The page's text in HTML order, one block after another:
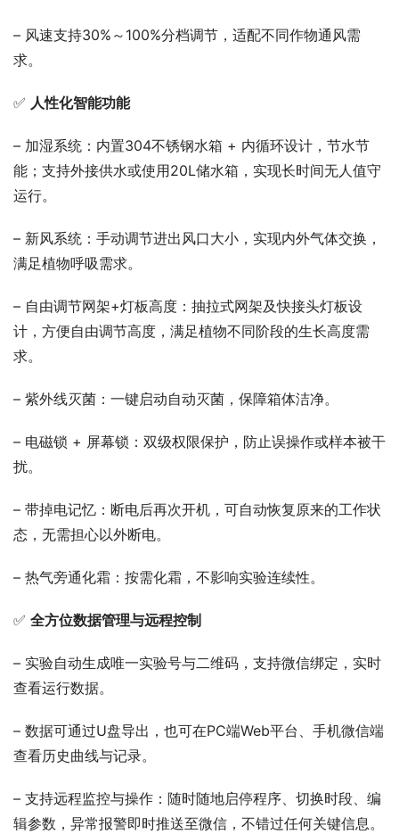
– 风速支持30%～100%分档调节，适配不同作物通风需
求。
✅ 人性化智能功能
– 加湿系统：内置304不锈钢水箱 + 内循环设计，节水节
能；支持外接供水或使用20L储水箱，实现长时间无人值守
运行。
– 新风系统：手动调节进出风口大小，实现内外气体交换，
满足植物呼吸需求。
– 自由调节网架+灯板高度：抽拉式网架及快接头灯板设
计，方便自由调节高度，满足植物不同阶段的生长高度需
求。
– 紫外线灭菌：一键启动自动灭菌，保障箱体洁净。
– 电磁锁 + 屏幕锁：双级权限保护，防止误操作或样本被干
扰。
– 带掉电记忆：断电后再次开机，可自动恢复原来的工作状
态，无需担心以外断电。
– 热气旁通化霜：按需化霜，不影响实验连续性。
✅ 全方位数据管理与远程控制
– 实验自动生成唯一实验号与二维码，支持微信绑定，实时
查看运行数据。
– 数据可通过U盘导出，也可在PC端Web平台、手机微信端
查看历史曲线与记录。
– 支持远程监控与操作：随时随地启停程序、切换时段、编
辑参数，异常报警即时推送至微信，不错过任何关键信息。